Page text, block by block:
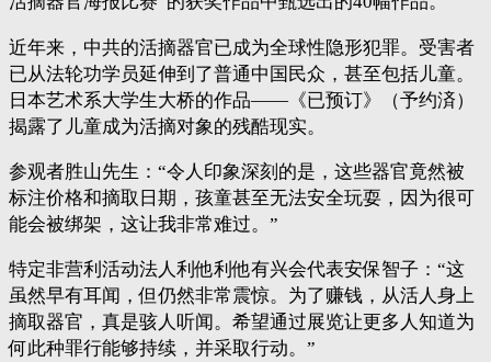
近年来，中共的活摘器官已成为全球性隐形犯罪。受害者
已从法轮功学员延伸到了普通中国民众，甚至包括儿童。
日本艺术系大学生大桥的作品——《已预订》（予约済）
揭露了儿童成为活摘对象的残酷现实。
参观者胜山先生：“令人印象深刻的是，这些器官竟然被
标注价格和摘取日期，孩童甚至无法安全玩耍，因为很可
能会被绑架，这让我非常难过。”
特定非营利活动法人利他利他有兴会代表安保智子：“这
虽然早有耳闻，但仍然非常震惊。为了赚钱，从活人身上
摘取器官，真是骇人听闻。希望通过展览让更多人知道为
何此种罪行能够持续，并采取行动。”